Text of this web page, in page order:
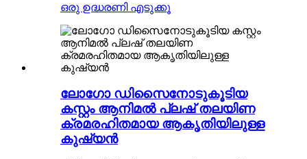
ഒരു ഉദ്ധരണി എടുക്കൂ
ലോഗോ ഡിസൈനോടുകൂടിയ
കസ്റ്റം ആനിമൽ പ്ലഷ് തലയിണ
ക്രമരഹിതമായ ആകൃതിയിലുള്ള
കുഷ്യൻ